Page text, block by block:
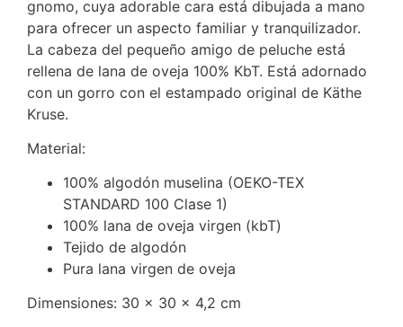
gnomo, cuya adorable cara está dibujada a mano
para ofrecer un aspecto familiar y tranquilizador.
La cabeza del pequeño amigo de peluche está
rellena de lana de oveja 100% KbT. Está adornado
con un gorro con el estampado original de Käthe
Kruse.
Material:
100% algodón muselina (OEKO-TEX
STANDARD 100 Clase 1)
100% lana de oveja virgen (kbT)
Tejido de algodón
Pura lana virgen de oveja
Dimensiones: 30 x 30 x 4,2 cm